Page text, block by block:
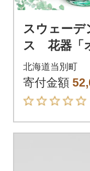
スウェーデ
ス 花器「
グリーン
北海道当別町
寄付金額